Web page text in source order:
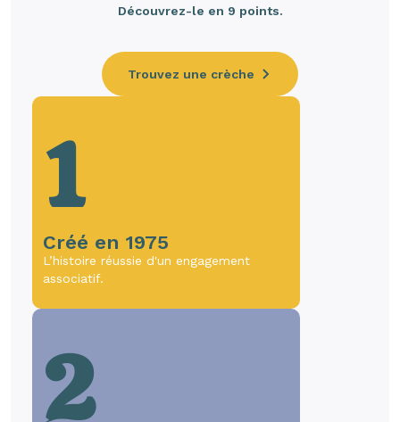
Découvrez-le en 9 points.
Trouvez une crèche
1
Créé en 1975
L’histoire réussie d'un engagement
associatif.
2